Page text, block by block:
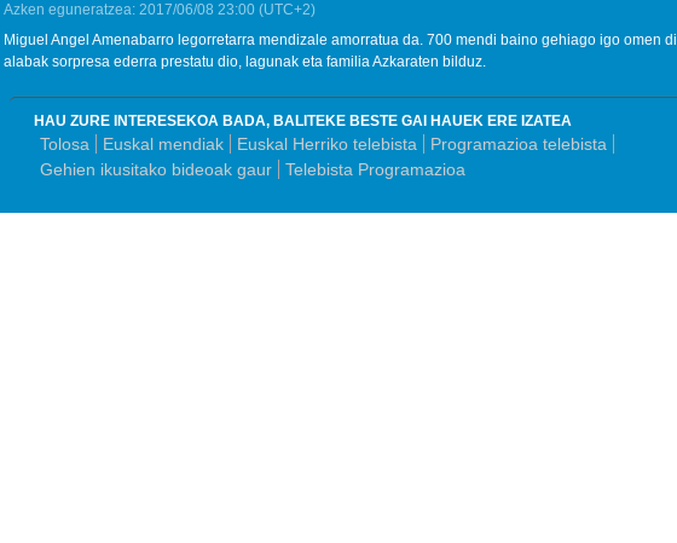
Azken eguneratzea: 2017/06/08 23:00 (UTC+2)
Miguel Angel Amenabarro legorretarra mendizale amorratua da. 700 mendi baino gehiago igo omen
alabak sorpresa ederra prestatu dio, lagunak eta familia Azkaraten bilduz.
HAU ZURE INTERESEKOA BADA, BALITEKE BESTE GAI HAUEK ERE IZATEA
Tolosa Euskal mendiak Euskal Herriko telebista
Programazioa telebista
Gehien ikusitako bideoak gaur
Telebista Programazioa